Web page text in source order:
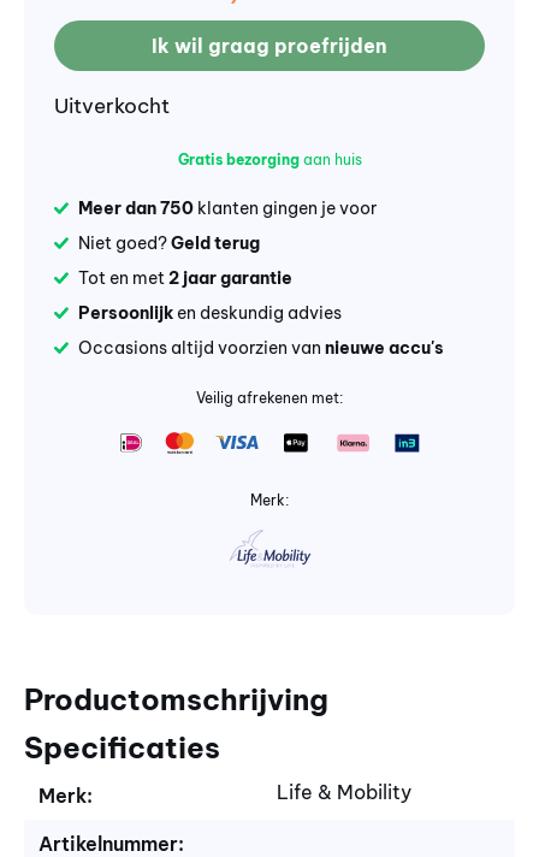
Ik wil graag proefrijden
Uitverkocht
Gratis bezorgingaan huis
Meer dan 750 klanten gingen je voor
Niet goed?Geld terug
Tot en met2 jaar garantie
Persoonlijk en deskundig advies
Occasions altijd voorzien van nieuwe accu's
Veilig afrekenen met:
Merk:
Productomschrijving
Specificaties
Merk: Life & Mobility
Artikelnummer: